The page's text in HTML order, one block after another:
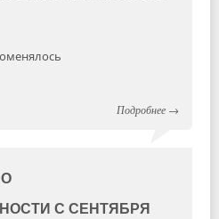
Подробнее →
С СЕНТЯБРЯ